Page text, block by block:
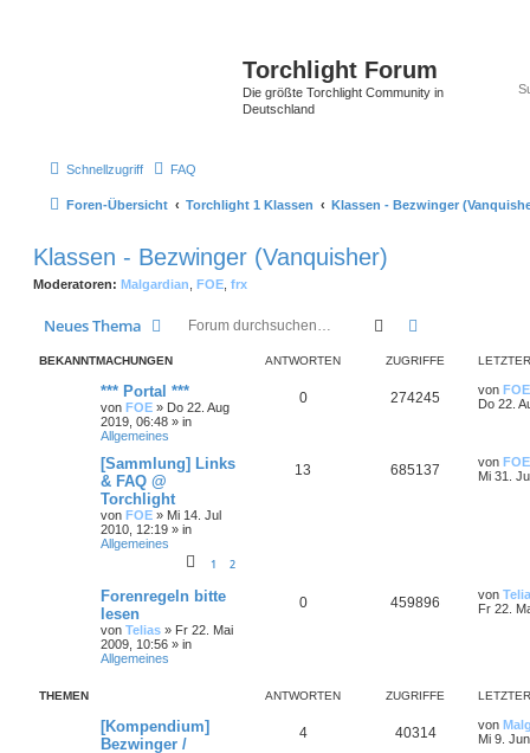
Torchlight Forum
Die größte Torchlight Community in
Deutschland
Schnellzugriff FAQ
Foren-Übersicht Torchlight 1 Klassen Klassen - Bezwinger
Klassen - Bezwinger (Vanquisher)
Moderatoren: Malgardian FOE frx
Neues Thema Suche
BEKANNTMACHUNGEN ANTWORTEN ZUGRIFFE
*** Portal ***
von FOE » Do 22. Aug
2019, 06:48 » in
Allgemeines
0 274245 von FOE
Do 22.
[Sammlung] Links
& FAQ @
Torchlight
von FOE » Mi 14. Jul
2010, 12:19 » in
Allgemeines
1 2
13 685137 von FOE
Mi 31.
Forenregeln bitte
lesen
von Telias » Fr 22. Mai
2009, 10:56 » in
Allgemeines
0 459896 von
Fr 22.
THEMEN ANTWORTEN ZUGRIFFE
[Kompendium]
Bezwinger /
4 40314 von
Mi 9.